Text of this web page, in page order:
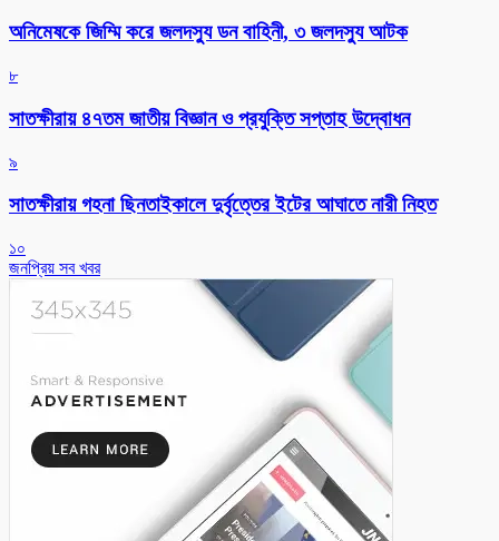
অনিমেষকে জিম্মি করে জলদস্যু ডন বাহিনী, ৩ জলদস্যু আটক
৮
সাতক্ষীরায় ৪৭তম জাতীয় বিজ্ঞান ও প্রযুক্তি সপ্তাহ উদ্বোধন
৯
সাতক্ষীরায় গহনা ছিনতাইকালে দুর্বৃত্তের ইটের আঘাতে নারী নিহত
১০
জনপ্রিয় সব খবর